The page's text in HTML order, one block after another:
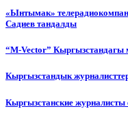
«Ынтымак»
Садиев тандалды
“М-Vector” Кыргызстандагы
Кыргызстандык
Кыргызстанские журналисты